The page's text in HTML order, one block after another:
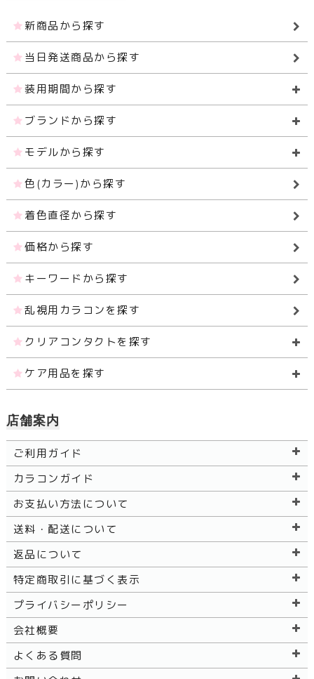
新商品から探す
当日発送商品から探す
装用期間から探す
ブランドから探す
モデルから探す
色(カラー)から探す
着色直径から探す
価格から探す
キーワードから探す
乱視用カラコンを探す
クリアコンタクトを探す
ケア用品を探す
店舗案内
ご利用ガイド
カラコンガイド
お支払い方法について
送料・配送について
返品について
特定商取引に基づく表示
プライバシーポリシー
会社概要
よくある質問